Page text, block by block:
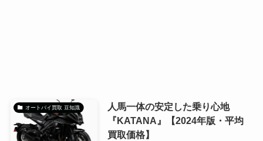
オートバイ買取 豆知識
人馬一体の安定した乗り心地
『KATANA』【2024年版・平均
買取価格】